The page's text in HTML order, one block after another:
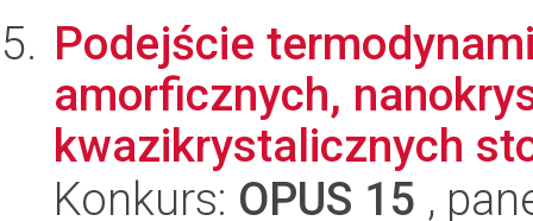
Podejście
amorficznych,
kwazikrystalicznych
Konkurs: OPUS 15 ,